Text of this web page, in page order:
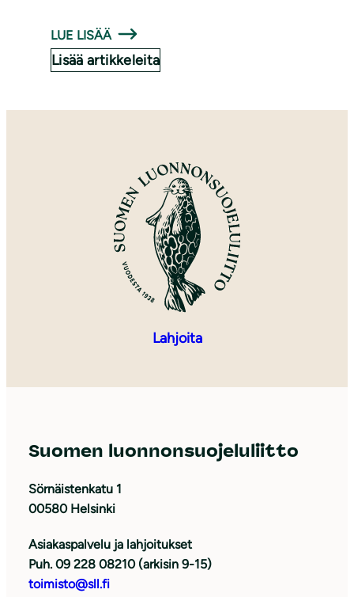
LUE LISÄÄ
Lisää artikkeleita
Lahjoita
Suomen luonnonsuojeluliitto
Sörnäistenkatu 1
00580 Helsinki
Asiakaspalvelu ja lahjoitukset
Puh. 09 228 08210 (arkisin 9-15)
toimisto@sll.fi